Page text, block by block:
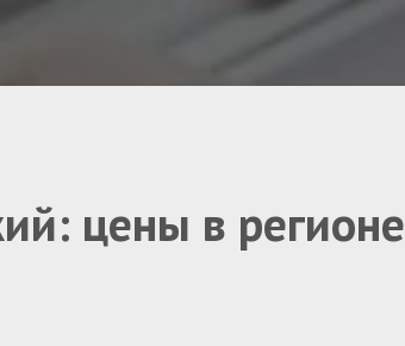
цены в регионе